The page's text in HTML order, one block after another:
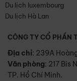
Du lịch luxembourg
Du lịch Hà Lan
CÔNG TY CỔ PHẦN
Địa chỉ: 239A
Văn phòng: 217 Bis
TP. Hồ Chí Minh.